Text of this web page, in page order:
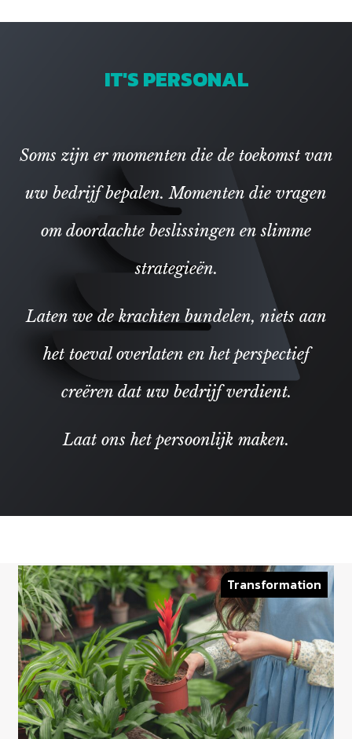
IT'S PERSONAL
Soms zijn er momenten die de toekomst van
uw bedrijf bepalen.Momenten die vragen
om doordachte beslissingen en slimme
strategieën.
Laten we de krachten bundelen, niets aan
het toeval overlaten en het perspectief
creëren dat uw bedrijf verdient.
Laat ons het persoonlijk maken.
Transformation